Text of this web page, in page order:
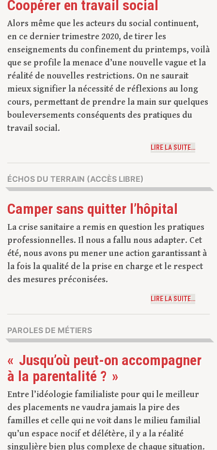
Coopérer en travail social
Alors même que les acteurs du social continuent,
en ce dernier trimestre 2020, de tirer les
enseignements du confinement du printemps, voilà
que se profile la menace d’une nouvelle vague et la
réalité de nouvelles restrictions. On ne saurait
mieux signifier la nécessité de réflexions au long
cours, permettant de prendre la main sur quelques
bouleversements conséquents des pratiques du
travail social.
LIRE LA SUITE…
ÉCHOS DU TERRAIN (ACCÈS LIBRE)
Camper sans quitter l’hôpital
La crise sanitaire a remis en question les pratiques
professionnelles. Il nous a fallu nous adapter. Cet
été, nous avons pu mener une action garantissant à
la fois la qualité de la prise en charge et le respect
des mesures préconisées.
LIRE LA SUITE…
PAROLES DE MÉTIERS
« Jusqu’où peut-on accompagner
à la parentalité ? »
Entre l’idéologie familialiste pour qui le meilleur
des placements ne vaudra jamais la pire des
familles et celle qui ne voit dans le milieu familial
qu’un espace nocif et délétère, il y a la réalité
singulière bien plus complexe de chaque situation.